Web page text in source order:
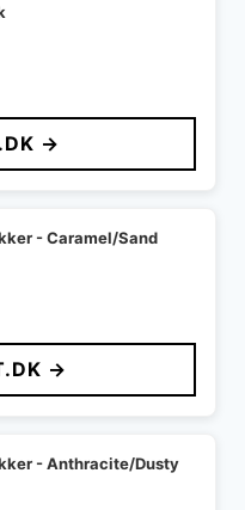
→
- Caramel/Sand
→
- Anthracite/Dusty